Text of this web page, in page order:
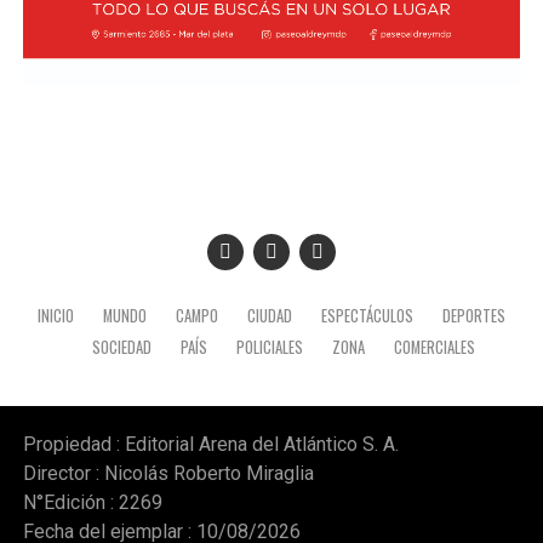
INICIO MUNDO CAMPO CIUDAD ESPECTÁCULOS
DEPORTES
SOCIEDAD
PAÍS POLICIALES ZONA COMERCIALES
Propiedad : Editorial Arena del Atlántico S. A.
Director : Nicolás Roberto Miraglia
N°Edición : 2269
Fecha del ejemplar : 10/08/2026